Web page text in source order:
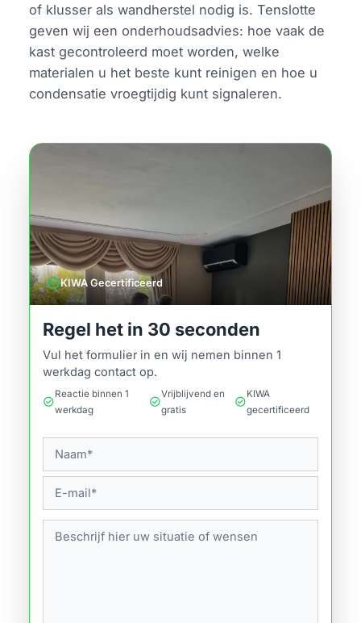
of klusser als wandherstel nodig is. Tenslotte
geven wij een onderhoudsadvies: hoe vaak de
kast gecontroleerd moet worden, welke
materialen u het beste kunt reinigen en hoe u
condensatie vroegtijdig kunt signaleren.
verifiedKIWA Gecertificeerd
Regel het in 30 seconden
Vul het formulier in en wij nemen binnen 1
werkdag contact op.
check_circle
Reactie binnen 1
werkdag
check_circle
Vrijblijvend en
gratis
check_circle
KIWA
gecertificeerd